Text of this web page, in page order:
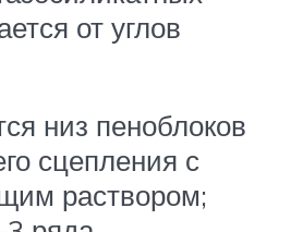
от углов
низ пеноблоков
сцепления с
раствором;